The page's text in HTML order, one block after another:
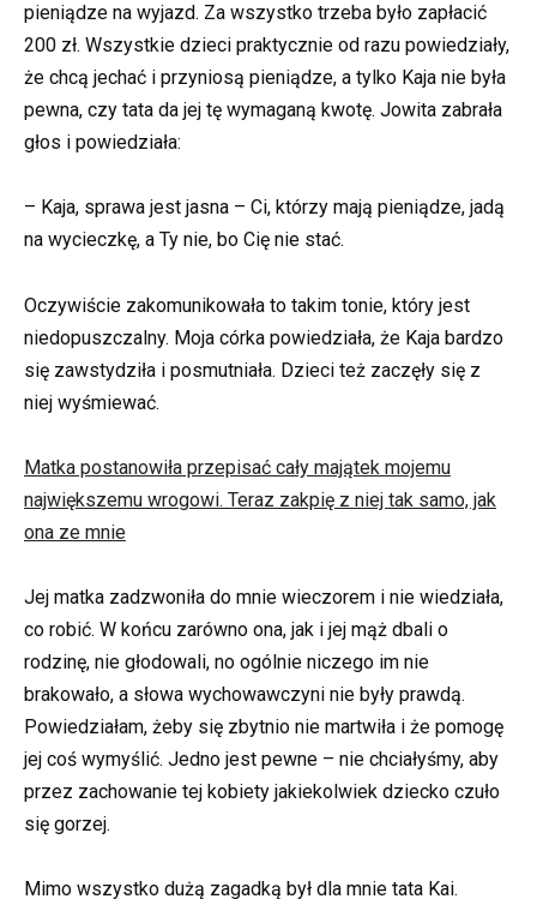
pieniądze na wyjazd. Za wszystko trzeba było zapłacić
200 zł. Wszystkie dzieci praktycznie od razu powiedziały,
że chcą jechać i przyniosą pieniądze, a tylko Kaja nie była
pewna, czy tata da jej tę wymaganą kwotę. Jowita zabrała
głos i powiedziała:
– Kaja, sprawa jest jasna – Ci, którzy mają pieniądze, jadą
na wycieczkę, a Ty nie, bo Cię nie stać.
Oczywiście zakomunikowała to takim tonie, który jest
niedopuszczalny. Moja córka powiedziała, że Kaja bardzo
się zawstydziła i posmutniała. Dzieci też zaczęły się z
niej wyśmiewać.
Matka postanowiła przepisać cały majątek mojemu
największemu wrogowi. Teraz zakpię z niej tak samo, jak
ona ze mnie
Jej matka zadzwoniła do mnie wieczorem i nie wiedziała,
co robić. W końcu zarówno ona, jak i jej mąż dbali o
rodzinę, nie głodowali, no ogólnie niczego im nie
brakowało, a słowa wychowawczyni nie były prawdą.
Powiedziałam, żeby się zbytnio nie martwiła i że pomogę
jej coś wymyślić. Jedno jest pewne – nie chciałyśmy, aby
przez zachowanie tej kobiety jakiekolwiek dziecko czuło
się gorzej.
Mimo wszystko dużą zagadką był dla mnie tata Kai.